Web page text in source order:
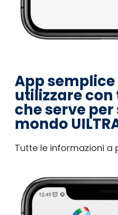
App semplice
utilizzare
che serve
mondo
Tutte le informazioni a